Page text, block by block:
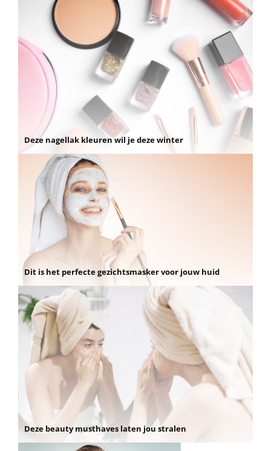
Deze nagellak kleuren wil je deze winter
Dit is het perfecte gezichtsmasker voor jouw huid
Deze beauty musthaves laten jou stralen